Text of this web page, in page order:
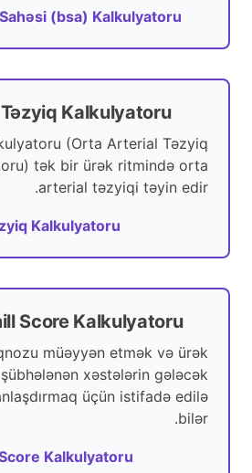
(bsa) Kalkulyatoru
Kalkulyatoru
(Orta Arterial Təzyiq
tək bir ürək ritmində orta
arterial təzyiqi təyin edir.
Kalkulyatoru
Score Kalkulyatoru
müəyyən etmək və ürək
xəstələrin gələcək
üçün istifadə edilə
bilər.
Kalkulyatoru